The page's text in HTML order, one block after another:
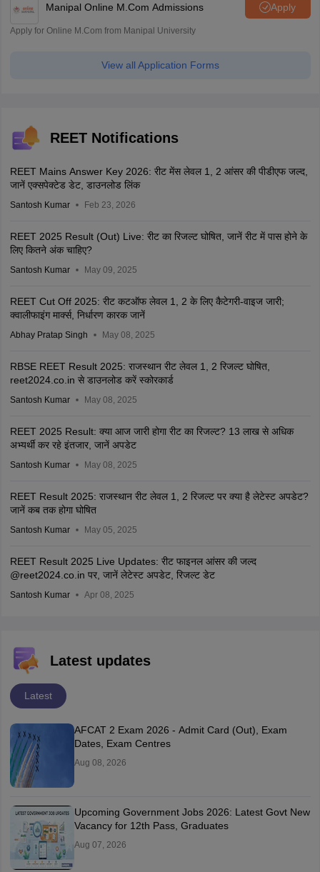
Manipal Online M.Com Admissions Apply
Apply for Online M.Com from Manipal University
View all Application Forms
REET Notifications
REET Mains Answer Key 2026: रीट मेंस लेवल 1, 2 आंसर की पीडीएफ जल्द,
जानें एक्सपेक्टेड डेट, डाउनलोड लिंक
Santosh Kumar Feb 23, 2026
REET 2025 Result (Out) Live: रीट का रिजल्ट घोषित, जानें रीट में पास होने के
लिए कितने अंक चाहिए?
Santosh Kumar May 09, 2025
REET Cut Off 2025: रीट कटऑफ लेवल 1, 2 के लिए कैटेगरी-वाइज जारी;
क्वालीफाइंग मार्क्स, निर्धारण कारक जानें
Abhay Pratap Singh May 08, 2025
RBSE REET Result 2025: राजस्थान रीट लेवल 1, 2 रिजल्ट घोषित,
reet2024.co.in से डाउनलोड करें स्कोरकार्ड
Santosh Kumar May 08, 2025
REET 2025 Result: क्या आज जारी होगा रीट का रिजल्ट? 13 लाख से अधिक
अभ्यर्थी कर रहे इंतजार, जानें अपडेट
Santosh Kumar May 08, 2025
REET Result 2025: राजस्थान रीट लेवल 1, 2 रिजल्ट पर क्या है लेटेस्ट अपडेट?
जानें कब तक होगा घोषित
Santosh Kumar May 05, 2025
REET Result 2025 Live Updates: रीट फाइनल आंसर की जल्द
@reet2024.co.in पर, जानें लेटेस्ट अपडेट, रिजल्ट डेट
Santosh Kumar Apr 08, 2025
Latest updates
Latest
AFCAT 2 Exam 2026 - Admit Card (Out), Exam
Dates, Exam Centres
Aug 08, 2026
Upcoming Government Jobs 2026: Latest Govt New
Vacancy for 12th Pass, Graduates
Aug 07, 2026